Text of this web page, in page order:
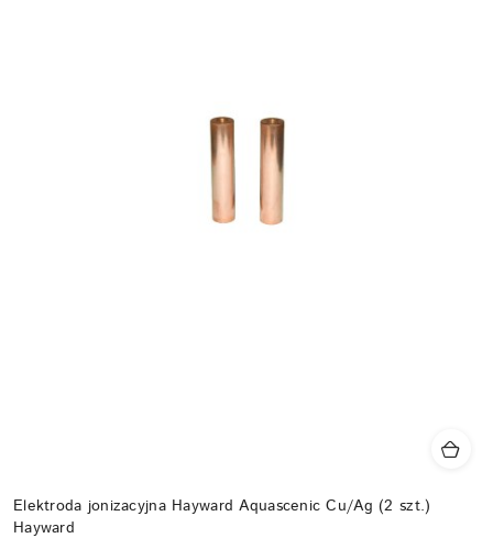
Elektroda jonizacyjna Hayward Aquascenic Cu/Ag (2 szt.)
Hayward